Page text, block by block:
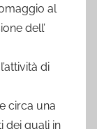
al
dell’
di
circa una
dei quali in